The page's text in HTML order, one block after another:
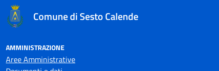
Comune di Sesto Calende
AMMINISTRAZIONE
Aree Amministrative